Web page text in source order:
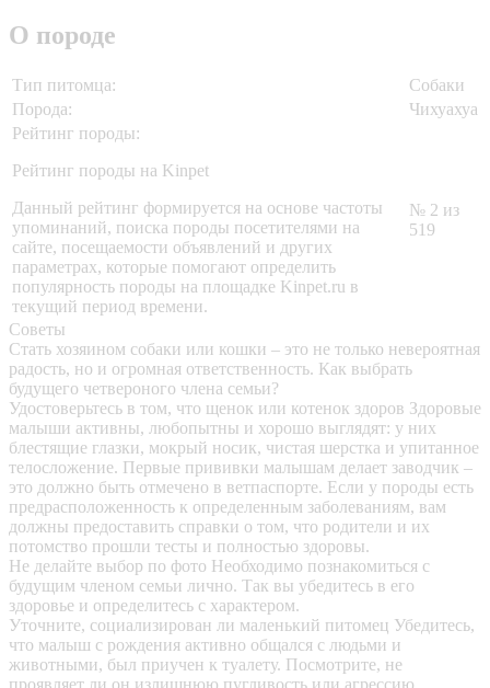
О породе
Тип питомца:
Собаки
Порода:
Чихуахуа
Рейтинг породы:
Рейтинг породы на Kinpet
Данный рейтинг формируется на основе частоты
упоминаний, поиска породы посетителями на
сайте, посещаемости объявлений и других
параметрах, которые помогают определить
популярность породы на площадке Kinpet.ru в
текущий период времени.
№ 2 из
519
Советы
Стать хозяином собаки или кошки – это не только невероятная
радость, но и огромная ответственность. Как выбрать
будущего четвероного члена семьи?
Удостоверьтесь в том, что щенок или котенок здоров Здоровые
малыши активны, любопытны и хорошо выглядят: у них
блестящие глазки, мокрый носик, чистая шерстка и упитанное
телосложение. Первые прививки малышам делает заводчик –
это должно быть отмечено в ветпаспорте. Если у породы есть
предрасположенность к определенным заболеваниям, вам
должны предоставить справки о том, что родители и их
потомство прошли тесты и полностью здоровы.
Не делайте выбор по фото Необходимо познакомиться с
будущим членом семьи лично. Так вы убедитесь в его
здоровье и определитесь с характером.
Уточните, социализирован ли маленький питомец Убедитесь,
что малыш с рождения активно общался с людьми и
животными, был приучен к туалету. Посмотрите, не